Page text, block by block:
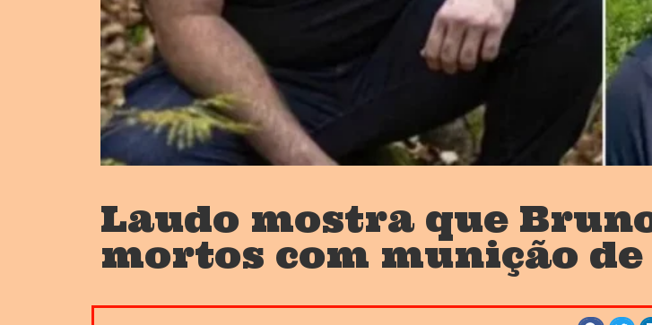
Laudo mostra que
mortos com munição de